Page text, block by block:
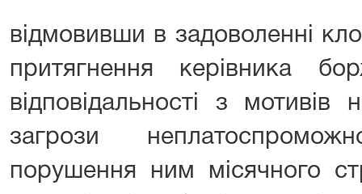
відмовивши в задоволенні
притягнення керівника
відповідальності з мотивів
загрози
порушення ним місячного